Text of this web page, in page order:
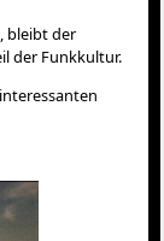
bleibt der
der Funkkultur.